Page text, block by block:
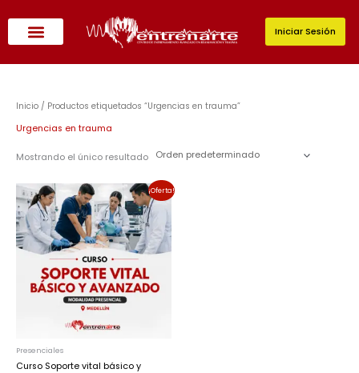
contenido
Iniciar Sesión
Inicio / Productos etiquetados “Urgencias en trauma”
Urgencias en trauma
Mostrando el único resultado
¡Oferta!
Presenciales
Curso Soporte vital básico y
precio
original
era:
$525,000.00.
El
precio
actual
es:
$472,500.00.